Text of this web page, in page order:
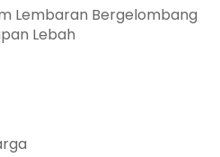
Lembaran Bergelombang
Lebah